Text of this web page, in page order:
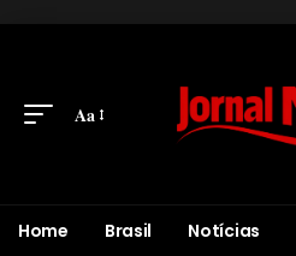
Aa
Home Brasil Notícias